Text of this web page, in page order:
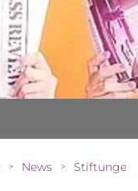
> News >